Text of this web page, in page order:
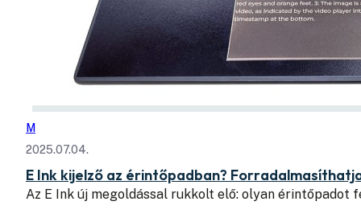
M
2025.07.04.
E Ink kijelző az érintőpadban?
Az E Ink új megoldással rukkolt elő: olyan